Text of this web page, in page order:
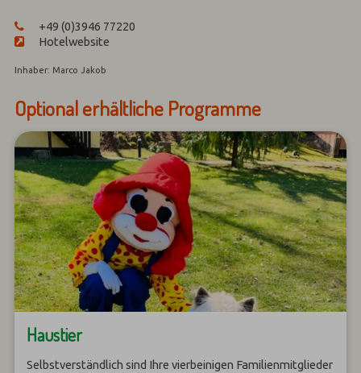
+49 (0)3946 77220
Hotelwebsite
Inhaber: Marco Jakob
Optional erhältliche Programme
Haustier
Selbstverständlich sind Ihre vierbeinigen Familienmitglieder